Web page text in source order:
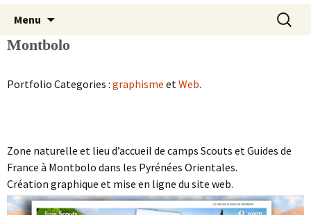
Menu
contenu
Montbolo
Portfolio Categories : graphisme etWeb.
Zone naturelle et lieu d’accueil de camps Scouts et Guides de
France à Montbolo dans les Pyrénées Orientales.
Création graphique et mise en ligne du site web.